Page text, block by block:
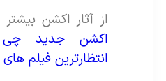
از آثار اکشن بیشتر
اکشن جدید چی
انتظارترین فیلم های 2024